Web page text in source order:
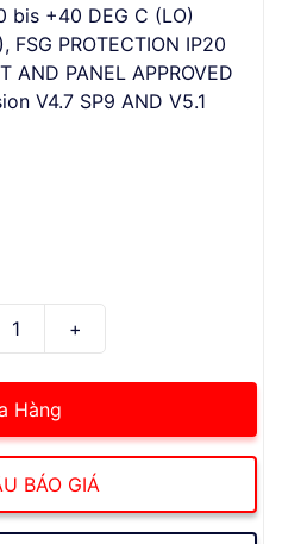
bis +40 DEG C (LO)
PROTECTION IP20
AND PANEL APPROVED
V4.7 SP9 AND V5.1
Hàng
BÁO GIÁ